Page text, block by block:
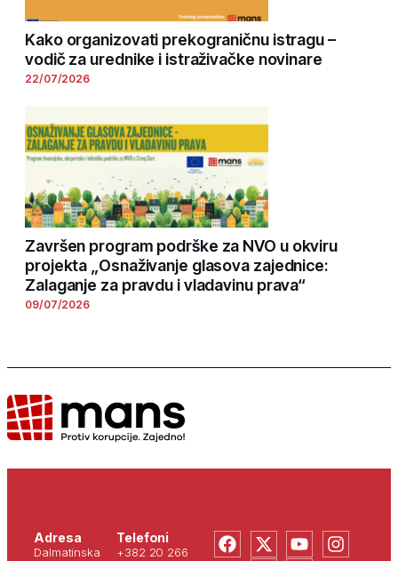
Kako organizovati prekograničnu istragu –
vodič za urednike i istraživačke novinare
22/07/2026
Završen program podrške za NVO u okviru
projekta „Osnaživanje glasova zajednice:
Zalaganje za pravdu i vladavinu prava“
09/07/2026
Adresa
Dalmatinska
Telefoni
+382 20 266